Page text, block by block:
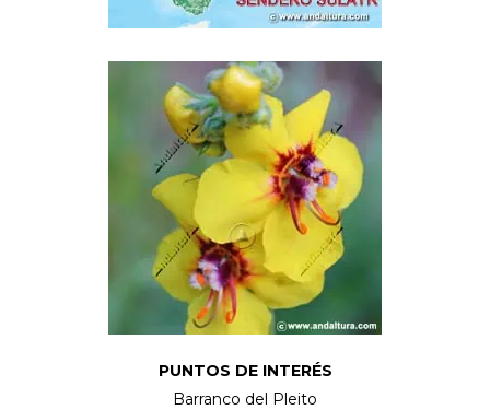
PUNTOS DE INTERÉS
Barranco del Pleito